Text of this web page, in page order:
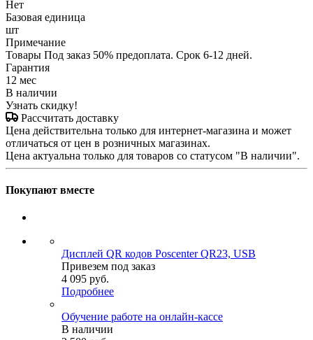
Нет
Базовая единица
шт
Примечание
Товары Под заказ 50% предоплата. Срок 6-12 дней.
Гарантия
12 мес
В наличии
Узнать скидку!
Рассчитать доставку
Цена действительна только для интернет-магазина и может
отличаться от цен в розничных магазинах.
Цена актуальна только для товаров со статусом "В наличии".
Покупают вместе
Дисплей QR кодов Poscenter QR23, USB
Привезем под заказ
4 095 руб.
Подробнее
Обучение работе на онлайн-кассе
В наличии